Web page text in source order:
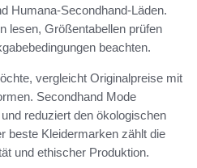
Humana-Secondhand-Läden.
lesen, Größentabellen prüfen
beachten.
vergleicht Originalpreise mit
Secondhand Mode
reduziert den ökologischen
beste Kleidermarken zählt die
und ethischer Produktion.